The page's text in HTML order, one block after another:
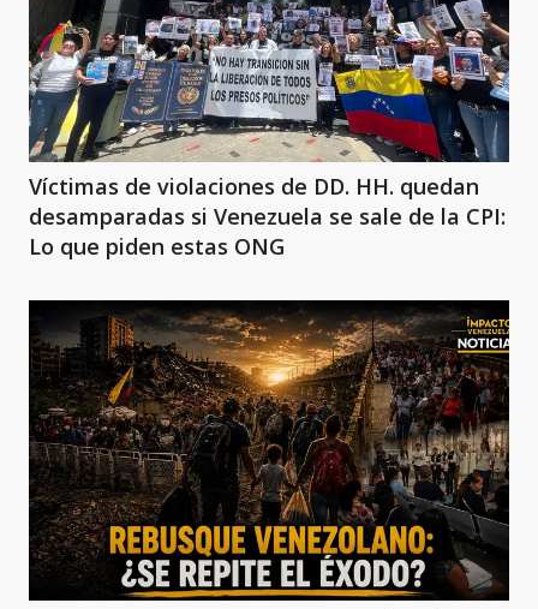
Víctimas de violaciones de DD. HH. quedan
desamparadas si Venezuela se sale de la CPI:
Lo que piden estas ONG